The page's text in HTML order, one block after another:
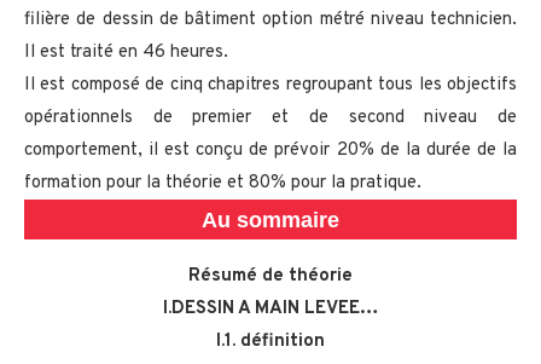
filière de dessin de bâtiment option métré niveau technicien.
Il est traité en 46 heures.
Il est composé de cinq chapitres regroupant tous les objectifs
opérationnels de premier et de second niveau de
comportement, il est conçu de prévoir 20% de la durée de la
formation pour la théorie et 80% pour la pratique.
Au sommaire
Résumé de théorie
I.DESSIN A MAIN LEVEE…
I.1. définition